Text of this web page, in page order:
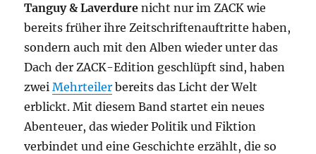
Tanguy & Laverdure nicht nur im ZACK wie
bereits früher ihre Zeitschriftenauftritte haben,
sondern auch mit den Alben wieder unter das
Dach der ZACK-Edition geschlüpft sind, haben
zweiMehrteiler bereits das Licht der Welt
erblickt. Mit diesem Band startet ein neues
Abenteuer, das wieder Politik und Fiktion
verbindet und eine Geschichte erzählt, die so